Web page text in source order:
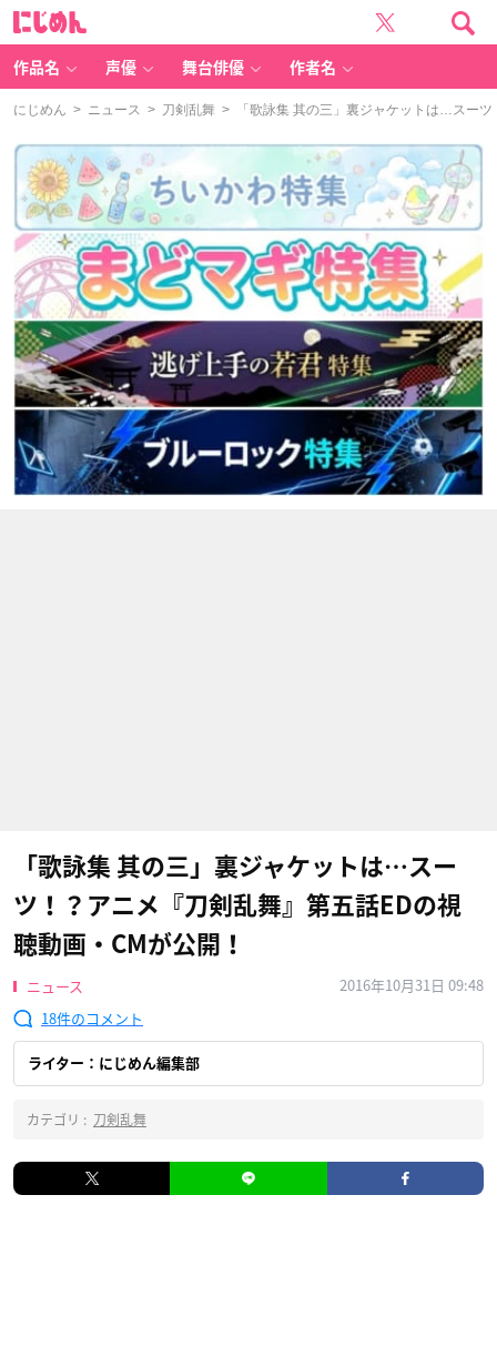
作品名 声優 舞台俳優 作者名
にじめん > ニュース > 刀剣乱舞 > 「歌詠集 其の三」裏ジャケットは…スーツ
「歌詠集 其の三」裏ジャケットは…スー
ツ！？アニメ『刀剣乱舞』第五話EDの視
聴動画・CMが公開！
ニュース
2016年10月31日 09:48
18
ライター：にじめん編集部
カテゴリ : 刀剣乱舞